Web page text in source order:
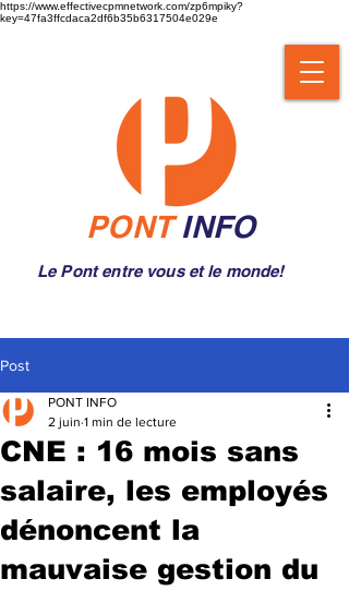
https://www.effectivecpmnetwork.com/zp6mpiky?
key=47fa3ffcdaca2df6b35b6317504e029e
PONTINFO
Le Pont entre vous et le monde!
Post
CNE : 16 mois sans
salaire, les employés
dénoncent la
mauvaise gestion du
PONT INFO
2 juin 1 min de lecture